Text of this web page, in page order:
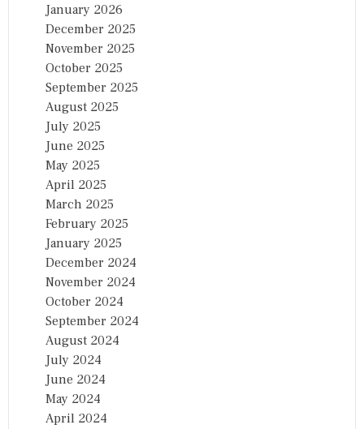
January 2026
December 2025
November 2025
October 2025
September 2025
August 2025
July 2025
June 2025
May 2025
April 2025
March 2025
February 2025
January 2025
December 2024
November 2024
October 2024
September 2024
August 2024
July 2024
June 2024
May 2024
April 2024